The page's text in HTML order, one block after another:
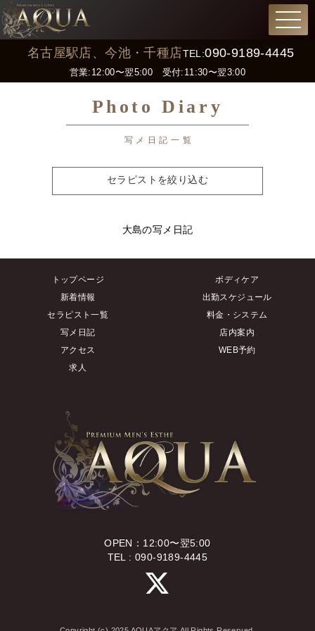
名古屋駅店、今池・千種店TEL:090-9189-4445
営業:12:00〜翌5:00 受付:11:30〜翌3:00
Photo Diary
写メ日記一覧
セラピストを絞り込む
大島の写メ日記
トップページ
ボディケア
新着情報
出勤スケジュール
セラピスト一覧
料金・システム
写メ日記
店内案内
アクセス
WEB予約
求人
OPEN：12:00〜翌5:00
TEL : 090-9189-4445